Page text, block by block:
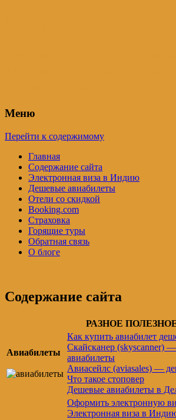
Меню
Перейти к содержимому
Главная
Содержание сайта
Электронная виза в Индию
Дешевые авиабилеты
Отели со скидкой
Booking.com
Страховка
Горящие туры
Обратная связь
О блоге
Содержание сайта
РАЗНОЕ
Авиабилеты
Как купить авиабилет
Скайсканер (skyscanner)
авиабилеты
Авиасейлс (aviasales) —
Что такое стоповер
Дешевые авиабилеты в
Оформить электронную
Электронная виза в